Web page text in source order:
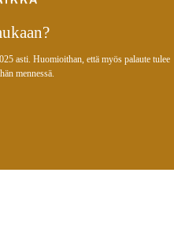
asti. Huomioithan, että myös palaute tulee
mennessä.